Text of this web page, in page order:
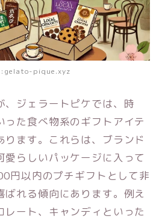
pique.xyz
、ジェラートピケでは、時
った食べ物系のギフトアイテ
ります。これらは、ブランド
愛らしいパッケージに入って
円以内のプチギフトとして非
ばれる傾向にあります。例え
レート、キャンディといった